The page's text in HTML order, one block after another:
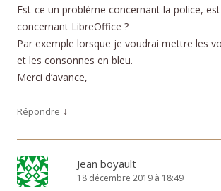
Est-ce un problème concernant la police,
concernant LibreOffice ?
Par exemple lorsque je voudrai mettre les
et les consonnes en bleu.
Merci d’avance,
Répondre ↓
Jean boyault
18 décembre 2019 à 18:49